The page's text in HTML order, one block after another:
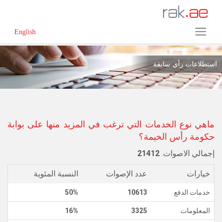
English
استطلاعات رأي سابقة
ماهي نوع الخدمات التي ترغب في المزيد منها على بوابة
حكومة رأس الخيمة؟
إجمالي الاصوات:
خيارات عدد الإصوات النسبة المئوية
خدمات الدفع 10613
50%
المعلومات 3325
16%